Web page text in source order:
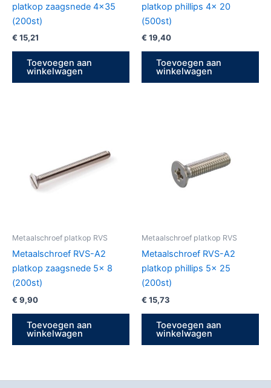
platkop zaagsnede 4×35
(200st)
€ 15,21
Toevoegen aan
winkelwagen
platkop phillips 4x 20
(500st)
€ 19,40
Toevoegen aan
winkelwagen
Metaalschroef platkop RVS
Metaalschroef RVS-A2
platkop zaagsnede 5x 8
(200st)
€ 9,90
Toevoegen aan
winkelwagen
Metaalschroef platkop RVS
Metaalschroef RVS-A2
platkop phillips 5x 25
(200st)
€ 15,73
Toevoegen aan
winkelwagen